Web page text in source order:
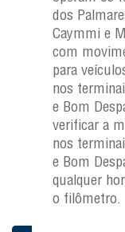
dos
Caymmi e
com
para
nos
e Bom
verificar a
nos
e Bom
qualquer
o filômetro.